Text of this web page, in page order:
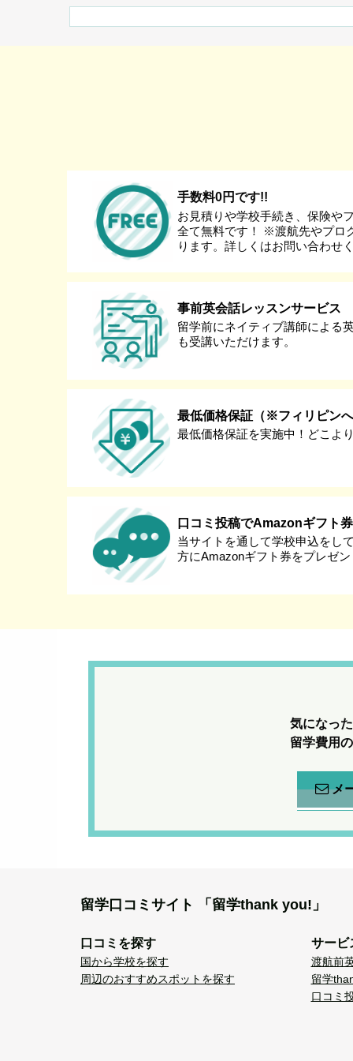
手数料0円です!!
お見積りや学校手続き、保険や
全て無料です！ ※渡航先やプロ
ります。詳しくはお問い合わせ
事前英会話レッスンサービス
留学前にネイティブ講師による
も受講いただけます。
最低価格保証（※フィリピン
最低価格保証を実施中！どこよ
口コミ投稿でAmazonギフト
当サイトを通して学校申込をし
方にAmazonギフト券をプレゼ
気になっ
留学費用
メ
留学口コミサイト 「留学thank you!」
口コミを探す
国から学校を探す
周辺のおすすめスポットを探す
サービ
渡航前
留学
口コミ